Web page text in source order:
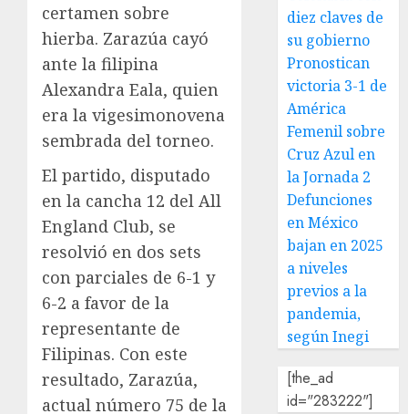
certamen sobre
hierba. Zarazúa cayó
ante la filipina
Alexandra Eala, quien
era la vigesimonovena
sembrada del torneo.
El partido, disputado
en la cancha 12 del All
England Club, se
resolvió en dos sets
con parciales de 6-1 y
6-2 a favor de la
representante de
Filipinas. Con este
resultado, Zarazúa,
actual número 75 de la
diez claves de
su gobierno
Pronostican
victoria 3-1 de
América
Femenil sobre
Cruz Azul en
la Jornada 2
Defunciones
en México
bajan en 2025
a niveles
previos a la
pandemia,
según Inegi
[the_ad
id="283222"]